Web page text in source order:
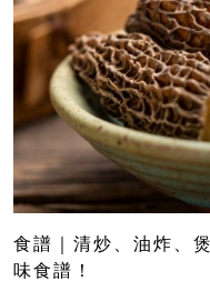
食譜｜清炒、油炸、
味食譜！